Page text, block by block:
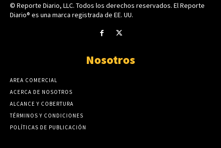
© Reporte Diario, LLC. Todos los derechos reservados. El Reporte
Diario® es una marca registrada de EE. UU.
Nosotros
AREA COMERCIAL
ACERCA DE NOSOTROS
ALCANCE Y COBERTURA
TÉRMINOS Y CONDICIONES
POLÍTICAS DE PUBLICACIÓN